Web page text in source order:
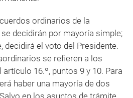
ordinarios de la
decidirán por mayoría simple;
decidirá el voto del Presidente.
se refieren a los
16.º, puntos 9 y 10. Para
haber una mayoría de dos